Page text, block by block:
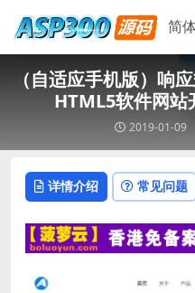
（自适应手机版）响
HTML5软件网站
2019-01-09
详情介绍 常见问题